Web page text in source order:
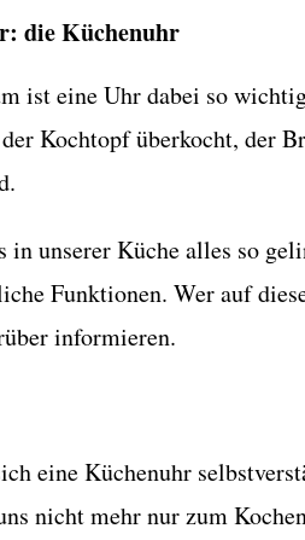
die Küchenuhr
ist eine Uhr dabei so
Kochtopf überkocht, der
in unserer Küche alles so
Funktionen. Wer auf
informieren.
eine Küchenuhr
nicht mehr nur zum